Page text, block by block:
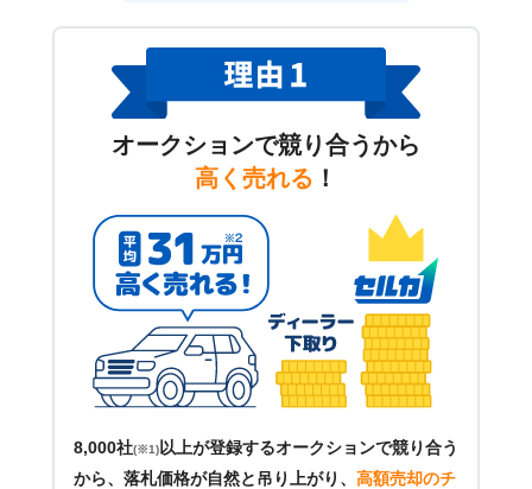
オークションで競り合うから
高く売れる ！
8,000社(※1) 以上が登録するオークションで競り合う
から、落札価格が自然と吊り上がり、 高額売却のチ